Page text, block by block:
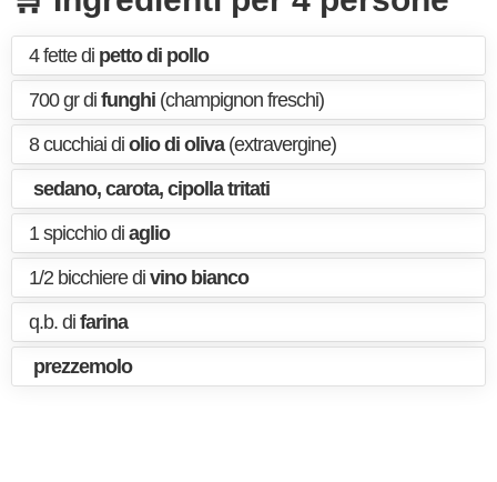
4 fette di petto di pollo
700 gr di funghi (champignon freschi)
8 cucchiai di olio di oliva(extravergine)
sedano, carota, cipolla tritati
1 spicchio di aglio
1/2 bicchiere di vino bianco
q.b. di farina
prezzemolo